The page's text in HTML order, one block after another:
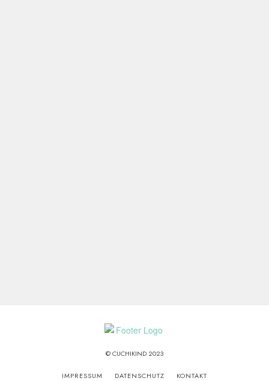
© CUCHIKIND 2023
IMPRESSUM DATENSCHUTZ KONTAKT